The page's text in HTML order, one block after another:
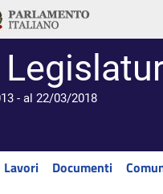
- al 22/03/2018
Lavori Documenti